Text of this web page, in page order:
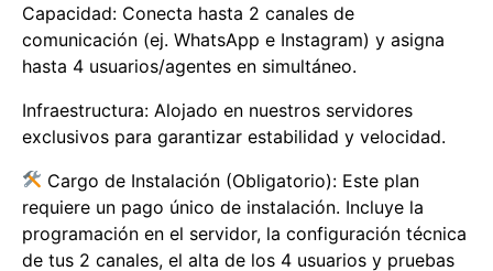
Capacidad: Conecta hasta 2 canales de
comunicación (ej. WhatsApp e Instagram) y asigna
hasta 4 usuarios/agentes en simultáneo.
Infraestructura: Alojado en nuestros servidores
exclusivos para garantizar estabilidad y velocidad.
Cargo de Instalación (Obligatorio): Este plan
requiere un pago único de instalación. Incluye la
programación en el servidor, la configuración técnica
de tus 2 canales, el alta de los 4 usuarios y pruebas